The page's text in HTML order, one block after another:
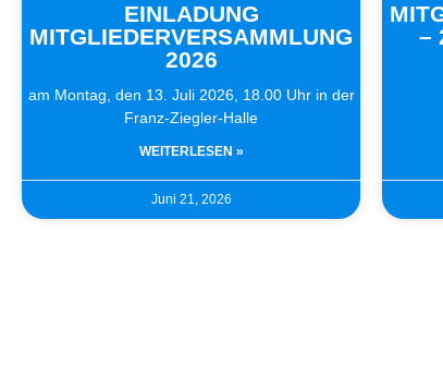
EINLADUNG
MITGLIEDERVERSAMMLUNG
2026
am Montag, den 13. Juli 2026, 18.00 Uhr in der
Franz-Ziegler-Halle
WEITERLESEN »
Juni 21, 2026
–